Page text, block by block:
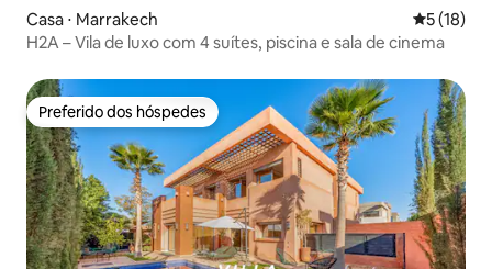
Casa ⋅ Marrakech 5 de uma
5 (18)
H2A – Vila de luxo com 4 suítes, piscina e sala de cinema
Preferido dos hóspedes
Preferido dos hóspedes